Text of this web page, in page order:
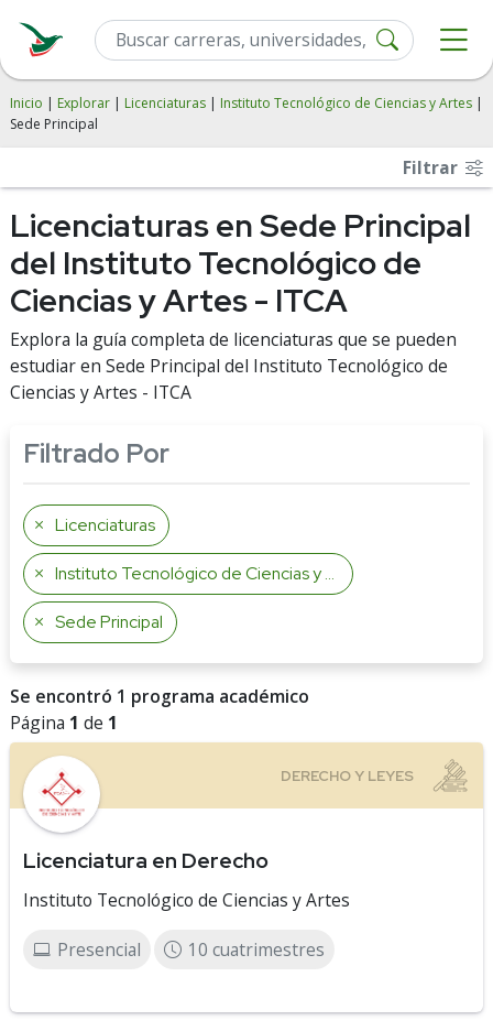
Inicio | Explorar | Licenciaturas | Instituto Tecnológico de Ciencias y Artes |
Sede Principal
Filtrar
Licenciaturas en Sede Principal
del Instituto Tecnológico de
Ciencias y Artes - ITCA
Explora la guía completa de licenciaturas que se pueden
estudiar en Sede Principal del Instituto Tecnológico de
Ciencias y Artes - ITCA
Filtrado Por
Licenciaturas
Instituto Tecnológico de Ciencias y Artes
Sede Principal
Se encontró 1 programa académico
Página 1 de 1
Licenciatura en Derecho
Instituto Tecnológico de Ciencias y Artes
Presencial 10 cuatrimestres